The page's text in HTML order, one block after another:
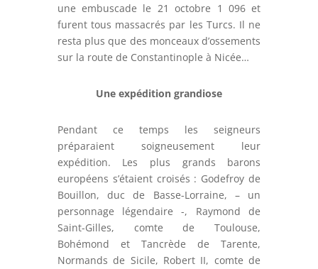
une embuscade le 21 octobre 1 096 et
furent tous massacrés par les Turcs. Il ne
resta plus que des monceaux d’ossements
sur la route de Constantinople à Nicée…
Une expédition grandiose
Pendant ce temps les seigneurs
préparaient soigneusement leur
expédition. Les plus grands barons
européens s’étaient croisés : Godefroy de
Bouillon, duc de Basse-Lorraine, – un
personnage légendaire -, Raymond de
Saint-Gilles, comte de Toulouse,
Bohémond et Tancrède de Tarente,
Normands de Sicile, Robert II, comte de